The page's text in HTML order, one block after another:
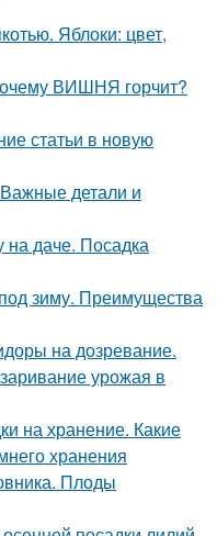
Яблоки: цвет,
ВИШНЯ горчит?
статьи в новую
детали и
на даче. Посадка
зиму. Преимущества
на дозревание.
урожая в
на хранение. Какие
хранения
Плоды